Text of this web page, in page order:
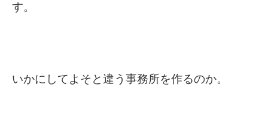
す。
いかにしてよそと違う事務所を作るのか。